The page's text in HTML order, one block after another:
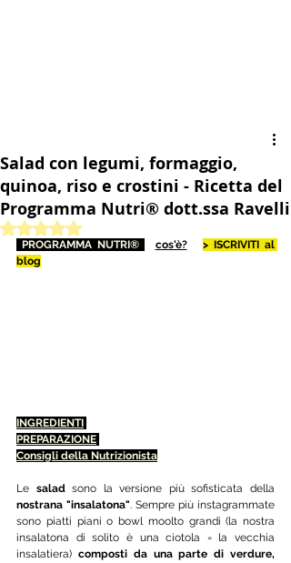
Salad con legumi, formaggio,
quinoa, riso e crostini - Ricetta del
Programma Nutri® dott.ssa Ravelli
Valutazione NaN stelle su 5.
PROGRAMMA NUTRI® cos'è?
> ISCRIVITI al
blog
INGREDIENTI
PREPARAZIONE
Consigli della Nutrizionista
Le salad
nostrana "insalatona". Sempre più instagrammate
sono piatti piani o bowl moolto grandi (la nostra
insalatona di solito è una ciotola = la vecchia
insalatiera) composti da una parte di verdure,